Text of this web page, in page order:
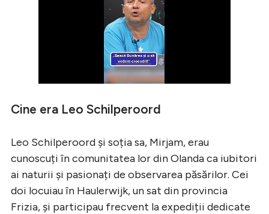
Cine era Leo Schilperoord
Leo Schilperoord și soția sa, Mirjam, erau
cunoscuți în comunitatea lor din Olanda ca iubitori
ai naturii și pasionați de observarea păsărilor. Cei
doi locuiau în Haulerwijk, un sat din provincia
Frizia, și participau frecvent la expediții dedicate